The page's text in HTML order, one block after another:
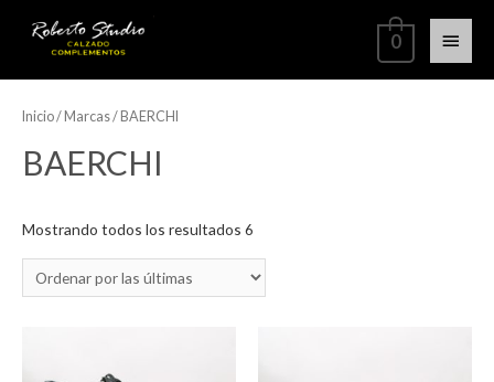
0
Inicio/ Marcas / BAERCHI
BAERCHI
Mostrando todos los resultados 6